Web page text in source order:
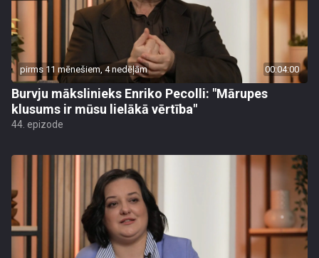
pirms 11 mēnešiem, 4 nedēļām 00:04:00
Burvju mākslinieks Enriko Pecolli: "Mārupes
klusums ir mūsu lielākā vērtība"
44. epizode